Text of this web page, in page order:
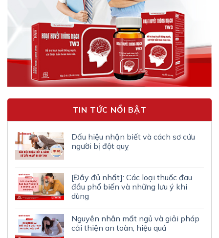
TIN TỨC NỔI BẬT
Dấu hiệu nhận biết và cách sơ cứu
người bị đột quỵ
[Đầy đủ nhất]: Các loại thuốc đau
đầu phổ biến và những lưu ý khi
dùng
Nguyên nhân mất ngủ và giải pháp
cải thiện an toàn, hiệu quả